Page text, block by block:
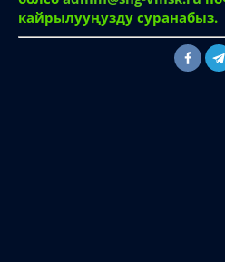
Сайтка сурооңуз,
болсо
admin@sng-vmsk.ru
кайрылууңузду суранабыз.